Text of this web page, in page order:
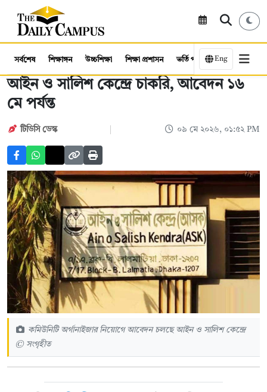
সর্বশেষ শিক্ষাঙ্গন উচ্চশিক্ষা শিক্ষা প্রশাসন ভর্তি পরীক্ষা কর্মসংস্থান
Eng
আইন ও সালিশ কেন্দ্রে চাকরি, আবেদন ১৬
মে পর্যন্ত
টিডিসি ডেস্ক ০৯ মে ২০২৬, ০১:৫২ PM
কমিউনিটি অর্গানাইজার নিয়োগে আবেদন চলছে আইন ও সালিশ কেন্দ্রে
© সংগৃহীত